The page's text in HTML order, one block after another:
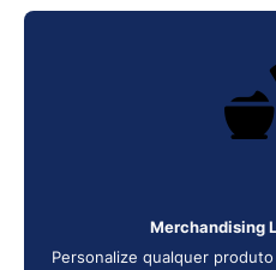
Merchandising
Personalize qualquer